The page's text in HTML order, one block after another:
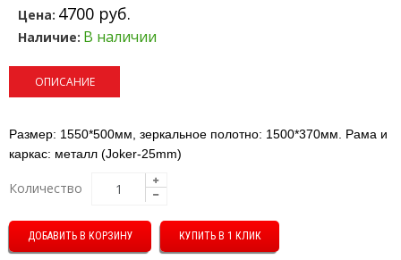
Цена: 4700 руб.
Наличие: В наличии
ОПИСАНИЕ
Размер: 1550*500мм, зеркальное полотно: 1500*370мм.
Рама и
каркас: металл (Joker-25mm)
Количество
КУПИТЬ В 1 КЛИК